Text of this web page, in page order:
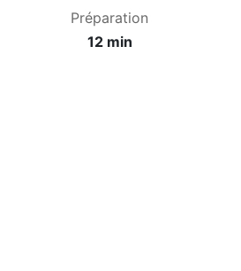
Préparation
12 min